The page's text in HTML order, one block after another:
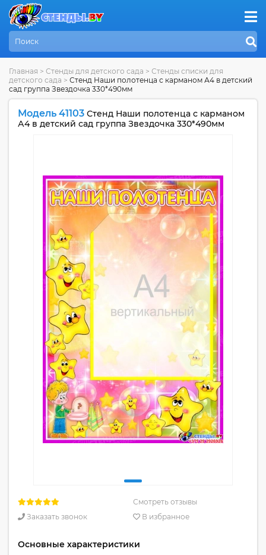
Главная > Стенды для детского сада > Стенды списки для
детского сада > Стенд Наши полотенца с карманом А4 в детский
сад группа Звездочка 330*490мм
Модель 41103 Стенд Наши полотенца с карманом
А4 в детский сад группа Звездочка 330*490мм
Смотреть отзывы
Заказать звонок
В избранное
Основные характеристики